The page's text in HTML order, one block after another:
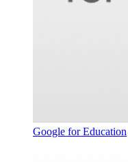
Google for Education